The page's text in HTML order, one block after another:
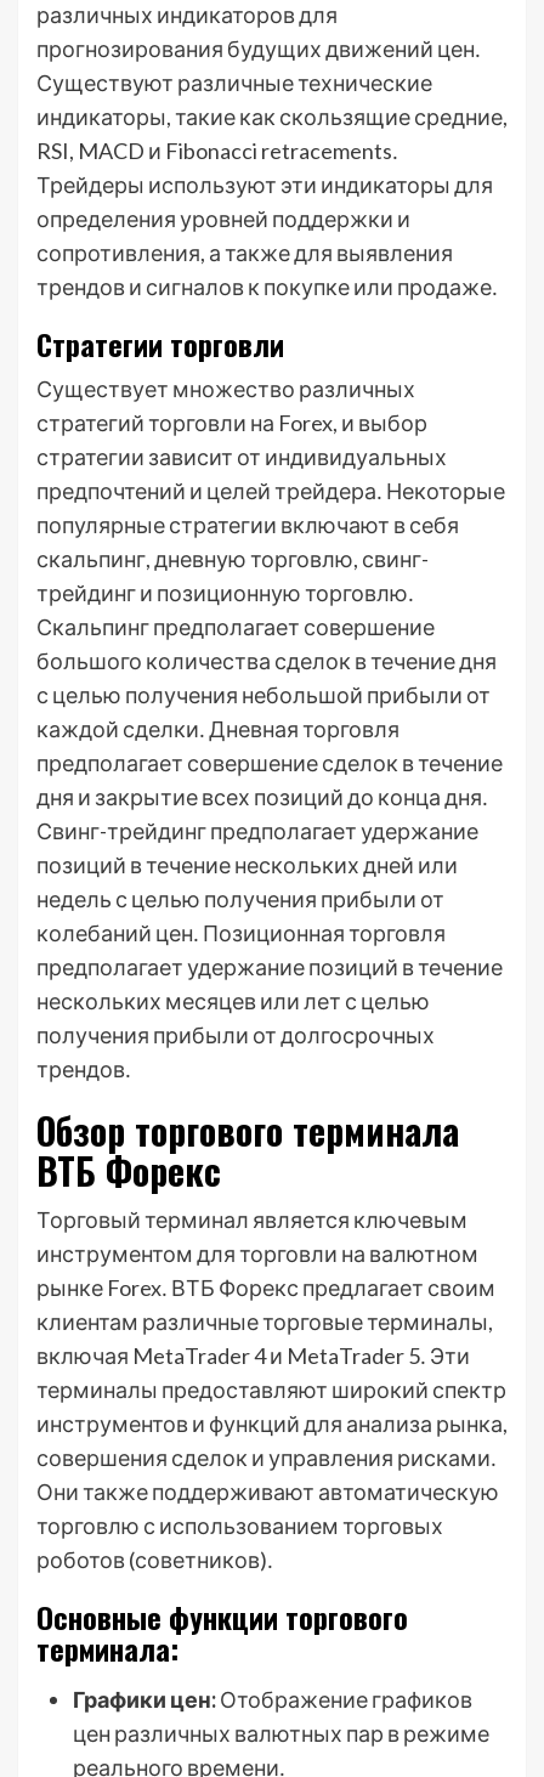
различных индикаторов для
прогнозирования будущих движений цен․
Существуют различные технические
индикаторы, такие как скользящие средние,
RSI, MACD и Fibonacci retracements․
Трейдеры используют эти индикаторы для
определения уровней поддержки и
сопротивления, а также для выявления
трендов и сигналов к покупке или продаже․
Стратегии торговли
Существует множество различных
стратегий торговли на Forex, и выбор
стратегии зависит от индивидуальных
предпочтений и целей трейдера․ Некоторые
популярные стратегии включают в себя
скальпинг, дневную торговлю, свинг-
трейдинг и позиционную торговлю․
Скальпинг предполагает совершение
большого количества сделок в течение дня
с целью получения небольшой прибыли от
каждой сделки․ Дневная торговля
предполагает совершение сделок в течение
дня и закрытие всех позиций до конца дня․
Свинг-трейдинг предполагает удержание
позиций в течение нескольких дней или
недель с целью получения прибыли от
колебаний цен․ Позиционная торговля
предполагает удержание позиций в течение
нескольких месяцев или лет с целью
получения прибыли от долгосрочных
трендов․
Обзор торгового терминала
ВТБ Форекс
Торговый терминал является ключевым
инструментом для торговли на валютном
рынке Forex․ ВТБ Форекс предлагает своим
клиентам различные торговые терминалы,
включая MetaTrader 4 и MetaTrader 5․ Эти
терминалы предоставляют широкий спектр
инструментов и функций для анализа рынка,
совершения сделок и управления рисками․
Они также поддерживают автоматическую
торговлю с использованием торговых
роботов (советников)․
Основные функции торгового
терминала:
Графики цен:Отображение графиков
цен различных валютных пар в режиме
реального времени․